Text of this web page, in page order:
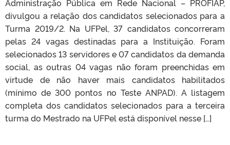
Administração Pública em Rede Nacional – PROFIAP,
divulgou a relação dos candidatos selecionados para a
Turma 2019/2. Na UFPel, 37 candidatos concorreram
pelas 24 vagas destinadas para a Instituição. Foram
selecionados 13 servidores e 07 candidatos da demanda
social, as outras 04 vagas não foram preenchidas em
virtude de não haver mais candidatos habilitados
(mínimo de 300 pontos no Teste ANPAD). A listagem
completa dos candidatos selecionados para a terceira
turma do Mestrado na UFPel está disponível nesse […]